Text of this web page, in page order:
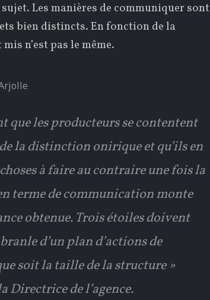
Les manières de communiquer sont
bien distincts. En fonction de la
n’est pas le même.
que les producteurs se contentent
la distinction onirique et qu’ils en
à faire au contraire une fois la
terme de communication monte
obtenue. Trois étoiles doivent
d’un plan d’actions de
soit la taille de la structure »
de l’agence.